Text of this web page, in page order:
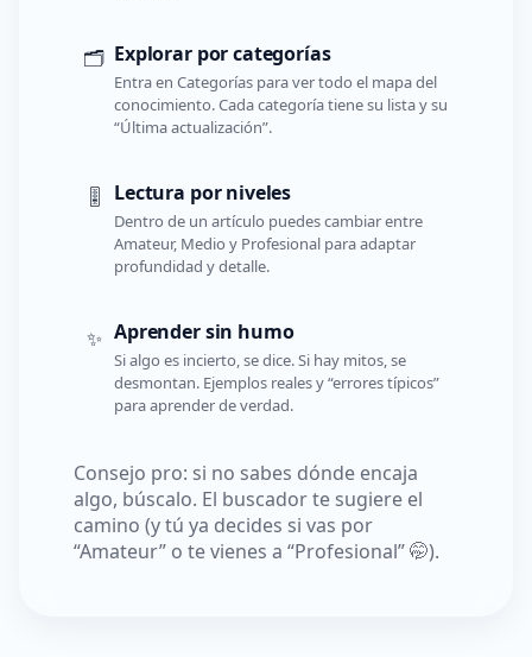
🗂️ Explorar por categorías
Entra en Categorías para ver todo el mapa del
conocimiento. Cada categoría tiene su lista y su
“Última actualización”.
🎚️ Lectura por niveles
Dentro de un artículo puedes cambiar entre
Amateur, Medio y Profesional para adaptar
profundidad y detalle.
✨ Aprender sin humo
Si algo es incierto, se dice. Si hay mitos, se
desmontan. Ejemplos reales y “errores típicos”
para aprender de verdad.
Consejo pro: si no sabes dónde encaja
algo, búscalo. El buscador te sugiere el
camino (y tú ya decides si vas por
“Amateur” o te vienes a “Profesional” 🤭).